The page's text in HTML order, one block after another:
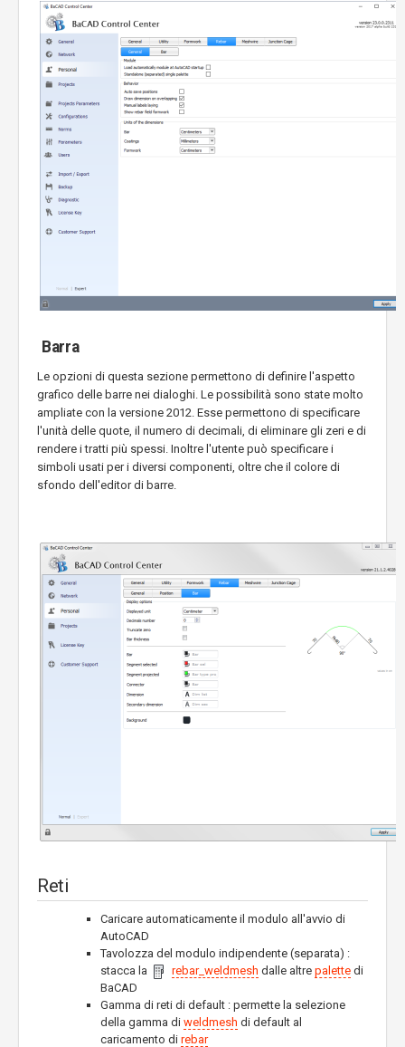
Barra
Le opzioni di questa sezione permettono di definire l'aspetto
grafico delle barre nei dialoghi. Le possibilità sono state molto
ampliate con la versione 2012. Esse permettono di specificare
l'unità delle quote, il numero di decimali, di eliminare gli zeri e di
rendere i tratti più spessi. Inoltre l'utente può specificare i
simboli usati per i diversi componenti, oltre che il colore di
sfondo dell'editor di barre.
Reti
Caricare automaticamente il modulo all'avvio di
AutoCAD
Tavolozza del modulo indipendente (separata) :
stacca la
rebar_weldmesh dalle altre palette di
BaCAD
Gamma di reti di default : permette la selezione
della gamma di weldmesh di default al
caricamento di rebar